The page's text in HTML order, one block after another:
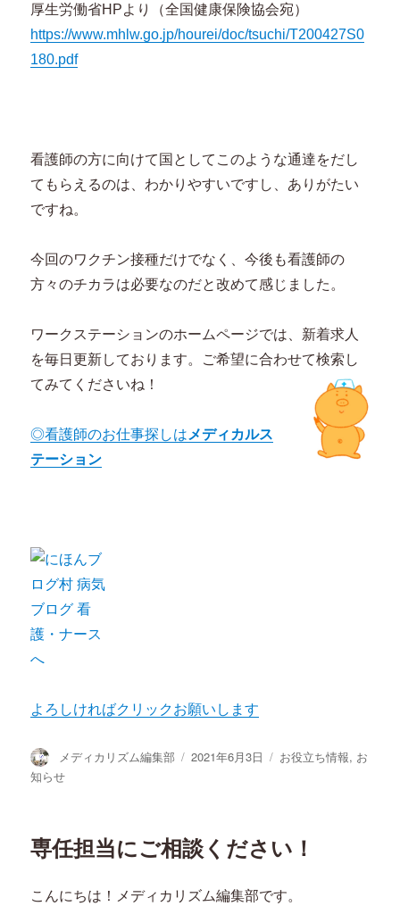
厚生労働省HPより（全国健康保険協会宛）
https://www.mhlw.go.jp/hourei/doc/tsuchi/T200427S0
180.pdf
看護師の方に向けて国としてこのような通達をだし
てもらえるのは、わかりやすいですし、ありがたい
ですね。
今回のワクチン接種だけでなく、今後も看護師の
方々のチカラは必要なのだと改めて感じました。
ワークステーションのホームページでは、新着求人
を毎日更新しております。ご希望に合わせて検索し
てみてくださいね！
◎看護師のお仕事探しは メディカルス
テーション
よろしければクリックお願いします
投
稿
メディカリズム編集部
投
2021年6月3日
カ
お役立ち情報, お
知らせ
専任担当にご相談ください！
こんにちは！メディカリズム編集部です。